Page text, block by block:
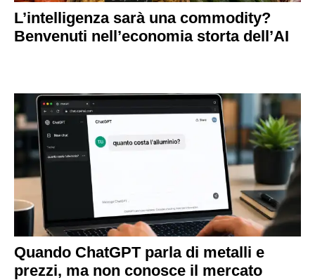
L’intelligenza sarà una commodity?
Benvenuti nell’economia storta dell’AI
Quando ChatGPT parla di metalli e
prezzi, ma non conosce il mercato